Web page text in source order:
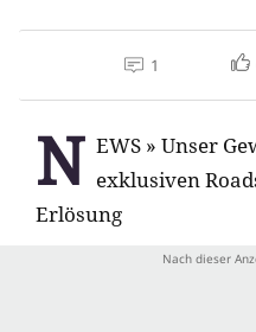
1
N EWS » Unser
exklusiven
Erlösung